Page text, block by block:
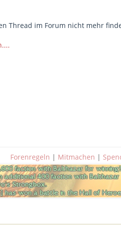
Thread im Forum nicht mehr
Forenregeln | Mitmachen |